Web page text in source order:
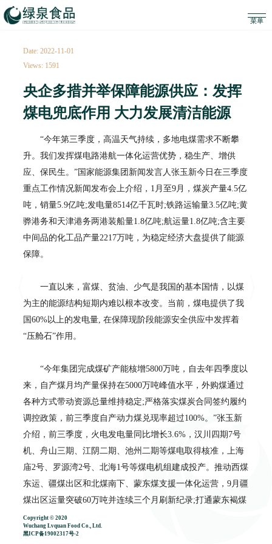
Date: 2022-11-01
Views: 1591
央企多措并举保障能源供应：发挥
煤电兜底作用 大力发展清洁能源
“今年第三季度，高温天气持续，多地电煤需求不断攀
升。我们发挥煤电路港航一体化运营优势，稳生产、增供
应、保民生。”国家能源集团新闻发言人张玉新今日在三季度
重点工作情况新闻发布会上介绍，1月至9月，煤炭产量4.5亿
吨，销量5.9亿吨;发电量8514亿千瓦时;铁路运输量3.5亿吨;黄
骅港务和天津港务两港装船量1.8亿吨;航运量1.8亿吨;含主要
中间品的化工品产量2217万吨，为稳定经济大盘提供了能源
保障。
一直以来，富煤、贫油、少气是我国的基本国情，以煤
为主的能源结构短期内难以根本改变。当前，煤电提供了我
国60%以上的发电量, 在保障现阶段能源安全供应中发挥着
“压舱石”作用。
“今年集团完成煤矿产能核增5800万吨，自去年四季度以
来，自产煤月均产量保持在5000万吨峰值水平，外购煤通过
各种方式带动资源总量维持稳定;严格落实煤炭合同签约履约
调控政策，前三季度自产动力煤兑现率超过100%。”张玉新
介绍，前三季度，火电发电量同比增长3.6%，汉川四期7号
机、舟山三期、江阴二期、池州二期等煤电取得核准，上海
庙2号、罗源湾2号、北海1号等煤电机组建成投产。推动西煤
东运、疆煤出区和北煤南下、蒙东煤支援一体化运营，9月疆
煤出区运量突破60万吨并连续三个月刷新纪录;打通蒙东褐煤
供环京津九厂全部通道，获批启动中蒙跨境铁路接轨工作。
Copyright © 2020
Wuchang Lvquan Food Co., Ltd.
黑ICP备19002317号-2